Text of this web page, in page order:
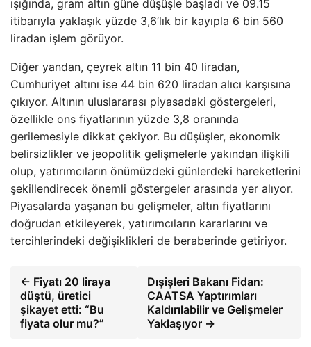
ışığında, gram altın güne düşüşle başladı ve 09.15
itibarıyla yaklaşık yüzde 3,6’lık bir kayıpla 6 bin 560
liradan işlem görüyor.
Diğer yandan, çeyrek altın 11 bin 40 liradan,
Cumhuriyet altını ise 44 bin 620 liradan alıcı karşısına
çıkıyor. Altının uluslararası piyasadaki göstergeleri,
özellikle ons fiyatlarının yüzde 3,8 oranında
gerilemesiyle dikkat çekiyor. Bu düşüşler, ekonomik
belirsizlikler ve jeopolitik gelişmelerle yakından ilişkili
olup, yatırımcıların önümüzdeki günlerdeki hareketlerini
şekillendirecek önemli göstergeler arasında yer alıyor.
Piyasalarda yaşanan bu gelişmeler, altın fiyatlarını
doğrudan etkileyerek, yatırımcıların kararlarını ve
tercihlerindeki değişiklikleri de beraberinde getiriyor.
← Fiyatı 20 liraya
düştü, üretici
şikayet etti: “Bu
fiyata olur mu?”
Dışişleri Bakanı Fidan:
CAATSA Yaptırımları
Kaldırılabilir ve Gelişmeler
Yaklaşıyor →